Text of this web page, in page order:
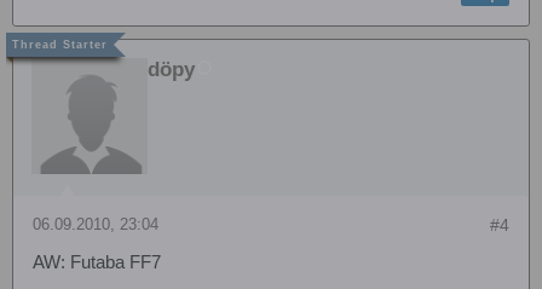
döpy
#4
06.09.2010, 23:04
AW: Futaba FF7